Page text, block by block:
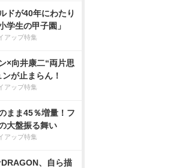
ドが40年にわたり
学生の甲子園」
アップ特集
×向井康二“両片思
が止まらん！
アップ特集
まま45％増量！フ
大盤振る舞い
アップ特集
、自ら描